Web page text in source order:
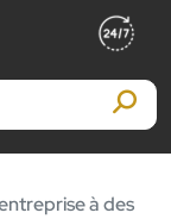
à des